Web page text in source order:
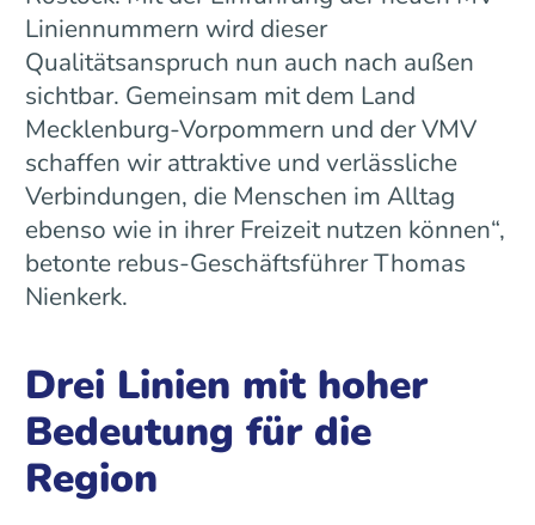
Liniennummern wird dieser
Qualitätsanspruch nun auch nach außen
sichtbar. Gemeinsam mit dem Land
Mecklenburg-Vorpommern und der VMV
schaffen wir attraktive und verlässliche
Verbindungen, die Menschen im Alltag
ebenso wie in ihrer Freizeit nutzen können“,
betonte rebus-Geschäftsführer Thomas
Nienkerk.
Drei Linien mit hoher
Bedeutung für die
Region